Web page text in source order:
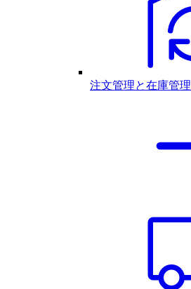
注文管理と在庫管理